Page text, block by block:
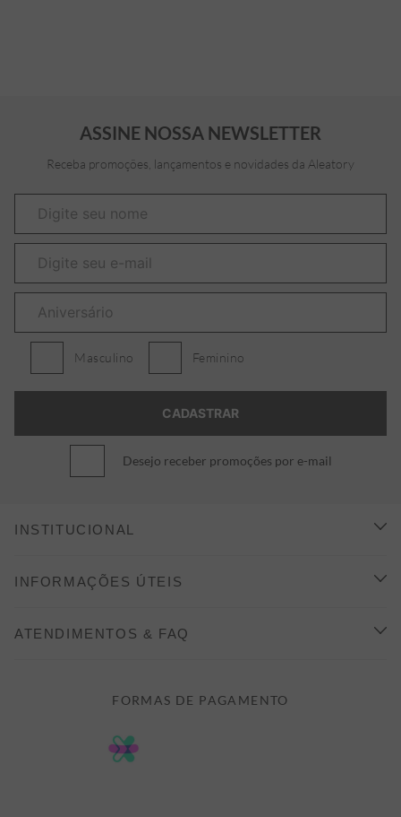
ASSINE NOSSA NEWSLETTER
Receba promoções, lançamentos e novidades da Aleatory
Masculino Feminino
Desejo receber promoções por e-mail
INSTITUCIONAL
CONHEÇA A ALEATORY
INFORMAÇÕES ÚTEIS
FORMAS DE PAGAMENTO
POLÍTICA DE PRIVACIDADE
ATENDIMENTOS & FAQ
FORMAS DE PAGAMENTO